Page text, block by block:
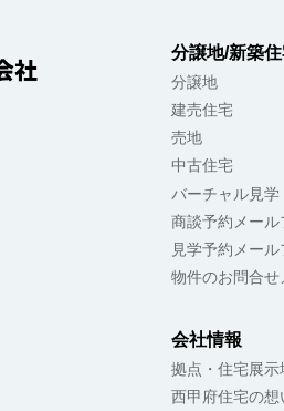
分譲地/新築
分譲地
建売住宅
売地
中古住宅
バーチャル見学
商談予約メール
見学予約メール
物件のお問合せ
会社情報
拠点・住宅展示
西甲府住宅の想